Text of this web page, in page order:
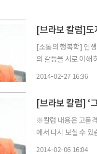
[브라보 칼럼]
[소통의 행복학] 인
의 갈등을 서로 이해
2014-02-27 16:36
[브라보 칼럼] ‘
※칼럼 내용은 고품
에서 다시 보실 수 있습니다. “결혼생활 몇십년인데 꼭 말해야 아나
2014-02-06 16:04